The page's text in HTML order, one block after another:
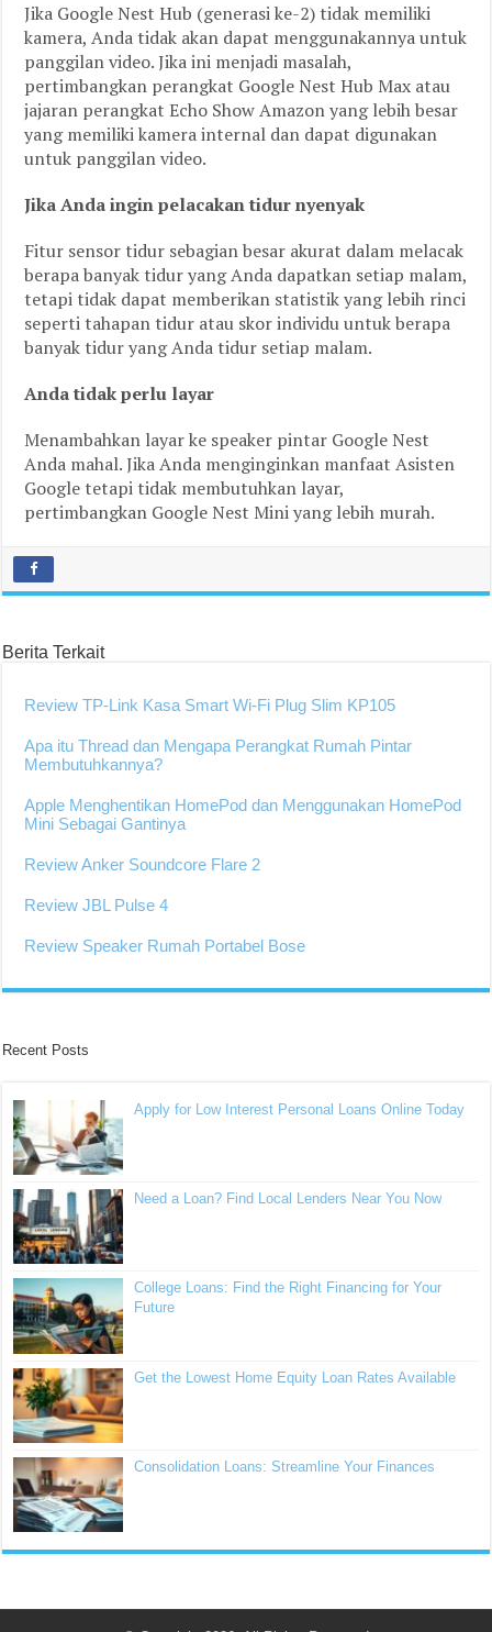
Jika Google Nest Hub (generasi ke-2) tidak memiliki
kamera, Anda tidak akan dapat menggunakannya untuk
panggilan video. Jika ini menjadi masalah,
pertimbangkan perangkat Google Nest Hub Max atau
jajaran perangkat Echo Show Amazon yang lebih besar
yang memiliki kamera internal dan dapat digunakan
untuk panggilan video.
Jika Anda ingin pelacakan tidur nyenyak
Fitur sensor tidur sebagian besar akurat dalam melacak
berapa banyak tidur yang Anda dapatkan setiap malam,
tetapi tidak dapat memberikan statistik yang lebih rinci
seperti tahapan tidur atau skor individu untuk berapa
banyak tidur yang Anda tidur setiap malam.
Anda tidak perlu layar
Menambahkan layar ke speaker pintar Google Nest
Anda mahal. Jika Anda menginginkan manfaat Asisten
Google tetapi tidak membutuhkan layar,
pertimbangkan Google Nest Mini yang lebih murah.
Berita Terkait
Review TP-Link Kasa Smart Wi-Fi Plug Slim KP105
Apa itu Thread dan Mengapa Perangkat Rumah Pintar
Membutuhkannya?
Apple Menghentikan HomePod dan Menggunakan HomePod
Mini Sebagai Gantinya
Review Anker Soundcore Flare 2
Review JBL Pulse 4
Review Speaker Rumah Portabel Bose
Recent Posts
Apply for Low Interest Personal Loans Online Today
Need a Loan? Find Local Lenders Near You Now
College Loans: Find the Right Financing for Your
Future
Get the Lowest Home Equity Loan Rates Available
Consolidation Loans: Streamline Your Finances